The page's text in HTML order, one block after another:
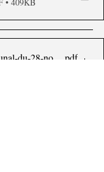
du-28-novembre-
.pdf